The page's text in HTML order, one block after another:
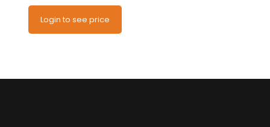
Login to see price